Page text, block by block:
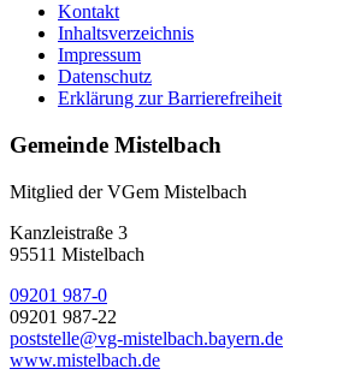
Kontakt
Inhaltsverzeichnis
Impressum
Datenschutz
Erklärung zur Barrierefreiheit
Gemeinde Mistelbach
Mitglied der VGem Mistelbach
Kanzleistraße 3
95511 Mistelbach
09201 987-0
09201 987-22
poststelle@vg-mistelbach.bayern.de
www.mistelbach.de